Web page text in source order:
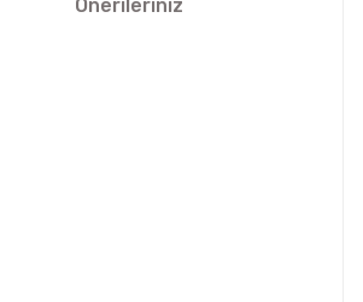
Önerileriniz